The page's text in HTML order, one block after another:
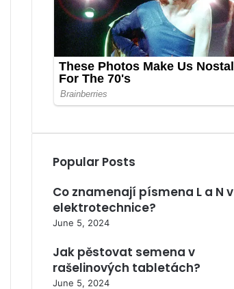
Popular Posts
Co znamenají písmena L a N v
elektrotechnice?
June 5, 2024
Jak pěstovat semena v
rašelinových tabletách?
June 5, 2024